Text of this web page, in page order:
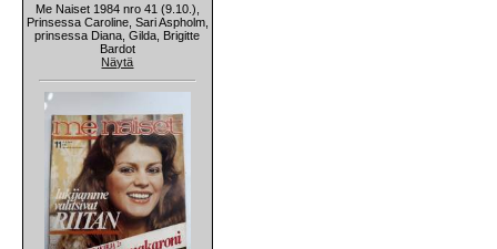
Me Naiset 1984 nro 41 (9.10.),
Prinsessa Caroline, Sari Aspholm,
prinsessa Diana, Gilda, Brigitte
Bardot
Näytä